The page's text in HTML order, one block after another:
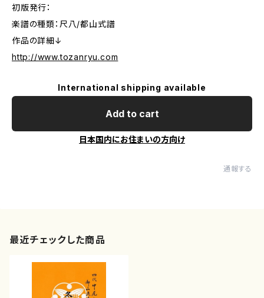
初版発行：
楽譜の種類：尺八/都山式譜
作品の詳細↓
http://www.tozanryu.com
International shipping available
Add to cart
日本国内にお住まいの方向け
通報する
最近チェックした商品